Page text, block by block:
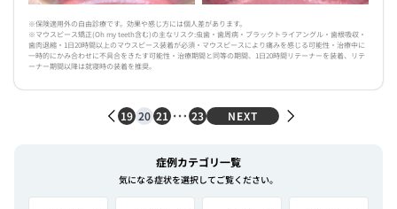
※保険適用外の自由診療です。効果や感じ方には個人差があります。
※マウスピース矯正(Oh my teeth含む)の主なリスク:虫歯・歯周病・ブラックトライアングル・歯根吸収・
歯肉退縮・1日20時間以上のマウスピース装着が必須・マウスピースにより痛みを感じる可能性・治療中に
一時的にかみ合わせに不具合をきたす可能性・治療期間と同等の期間、1日20時間リテーナーを装着、リテ
ーナー期間以降は就寝時の装着を推奨。
19 20 21 23 NEXT
症例カテゴリ一覧
気になる症状を選択してご覧ください。